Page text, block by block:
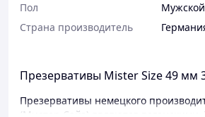
Пол
Мужской
Страна производитель
Презервативы Mister Size 49 мм
Презервативы немецкого